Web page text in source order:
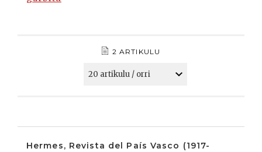
2 ARTIKULU
Hermes, Revista del País Vasco (1917-